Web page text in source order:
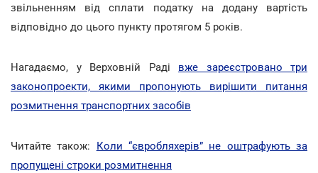
звільненням від сплати податку на додану вартість
відповідно до цього пункту протягом 5 років.
Нагадаємо, у Верховній Раді вже зареєстровано три
законопроекти, якими пропонують вирішити питання
розмитнення транспортних засобів
Читайте також: Коли “євробляхерів” не оштрафують за
пропущені строки розмитнення